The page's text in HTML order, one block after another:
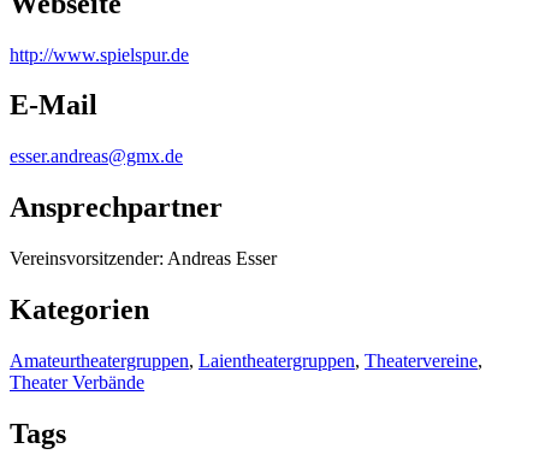
http://www.spielspur.de
E-Mail
esser.andreas@gmx.de
Ansprechpartner
Vereinsvorsitzender: Andreas Esser
Kategorien
Amateurtheatergruppen, Laientheatergruppen, Theatervereine,
Theater Verbände
Tags